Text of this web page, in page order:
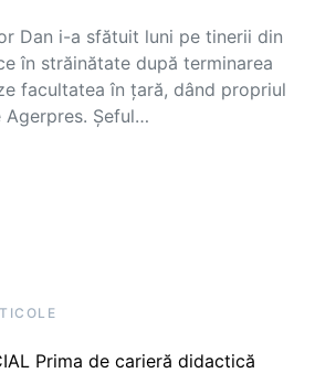
Dan i-a sfătuit luni pe tinerii din
în străinătate după terminarea
facultatea în ţară, dând propriul
Agerpres. Şeful…
Prima de carieră didactică